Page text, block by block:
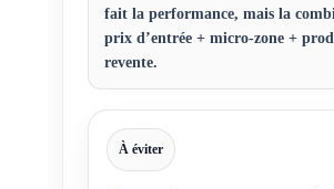
fait la performance, mais la
prix d’entrée + micro-zone +
revente.
À éviter